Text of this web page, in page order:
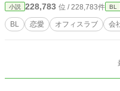
小説 228,783 位 / 228,783件 BL
BL 恋愛 オフィスラブ 会